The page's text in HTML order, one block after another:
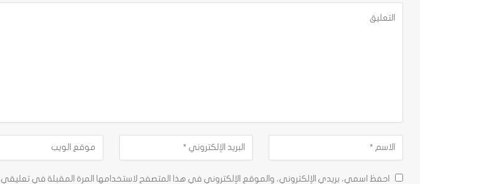
احفظ اسمي، بريدي الإلكتروني، والموقع الإلكتروني في هذا المتصفح لاستخدامها المرة المقبلة في تعليقي.